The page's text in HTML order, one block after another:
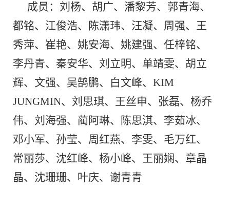
成员： 刘杨、胡广、潘黎芳、郭青海、
都铭、江俊浩、陈潇玮、汪凝、周强、王
秀萍、崔艳、姚安海、姚建强、任梓铭、
李丹青、秦安华、刘立明、单靖雯、胡立
辉、文强、吴鹄鹏、白文峰、 KIM
JUNGMIN、刘思琪、王丝申、张磊、杨乔
伟、刘海强、蔺阿琳、陈思淇、李茹冰、
邓小军、孙莹、周红燕、李雯、毛万红、
常丽莎、沈红峰、杨小峰、王丽娴、章晶
晶、沈珊珊、叶庆、谢青青